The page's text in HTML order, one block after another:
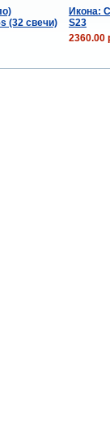
(32 свечи)
Икона:
S23
2360.00